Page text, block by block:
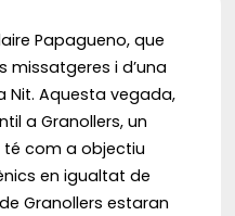
Papagueno, que
i d’una
Nit. Aquesta vegada,
a Granollers, un
com a objectiu
en igualtat de
Granollers estaran